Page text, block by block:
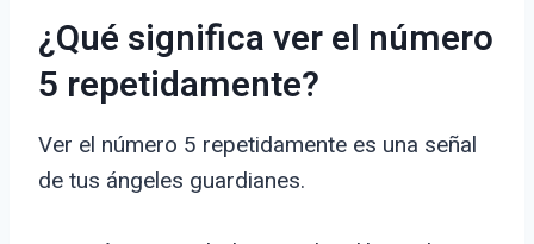
¿Qué significa ver el número
5 repetidamente?
Ver el número 5 repetidamente es una señal
de tus ángeles guardianes.